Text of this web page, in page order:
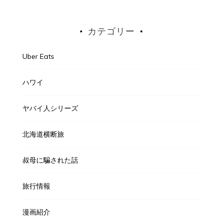
カテゴリー
Uber Eats
ハワイ
ヤバイ人シリーズ
北海道横断旅
叔母に騙された話
旅行情報
漫画紹介